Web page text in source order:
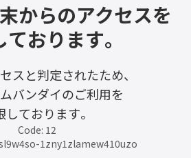
からのアクセスを
おります。
スと判定されたため、
バンダイのご利用を
しております。
Code: 12
1zny1zlamew410uzo